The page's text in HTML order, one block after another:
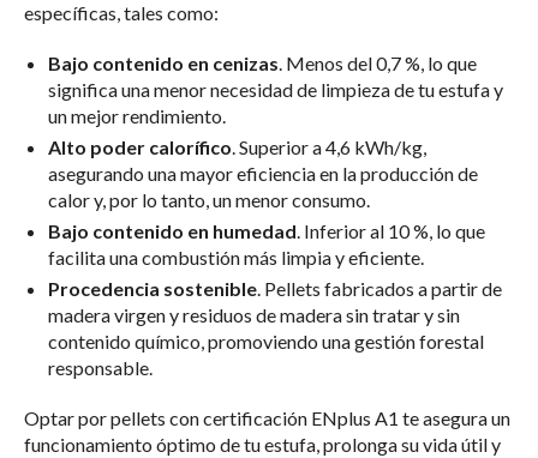
específicas, tales como:
Bajo contenido en cenizas. Menos del 0,7 %, lo que
significa una menor necesidad de limpieza de tu estufa y
un mejor rendimiento.
Alto poder calorífico. Superior a 4,6 kWh/kg,
asegurando una mayor eficiencia en la producción de
calor y, por lo tanto, un menor consumo.
Bajo contenido en humedad. Inferior al 10 %, lo que
facilita una combustión más limpia y eficiente.
Procedencia sostenible. Pellets fabricados a partir de
madera virgen y residuos de madera sin tratar y sin
contenido químico, promoviendo una gestión forestal
responsable.
Optar por pellets con certificación ENplus A1 te asegura un
funcionamiento óptimo de tu estufa, prolonga su vida útil y